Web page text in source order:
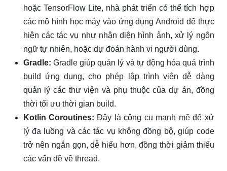
hoặc TensorFlow Lite, nhà phát triển có thể tích hợp
các mô hình học máy vào ứng dụng Android để thực
hiện các tác vụ như nhận diện hình ảnh, xử lý ngôn
ngữ tự nhiên, hoặc dự đoán hành vi người dùng.
Gradle: Gradle giúp quản lý và tự động hóa quá trình
build ứng dụng, cho phép lập trình viên dễ dàng
quản lý các thư viện và phụ thuộc của dự án, đồng
thời tối ưu thời gian build.
Kotlin Coroutines: Đây là công cụ mạnh mẽ để xử
lý đa luồng và các tác vụ không đồng bộ, giúp code
trở nên ngắn gọn, dễ hiểu hơn, đồng thời giảm thiểu
các vấn đề về thread.